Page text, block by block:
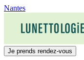
Skip
content
Nantes
Je prends rendez-vous